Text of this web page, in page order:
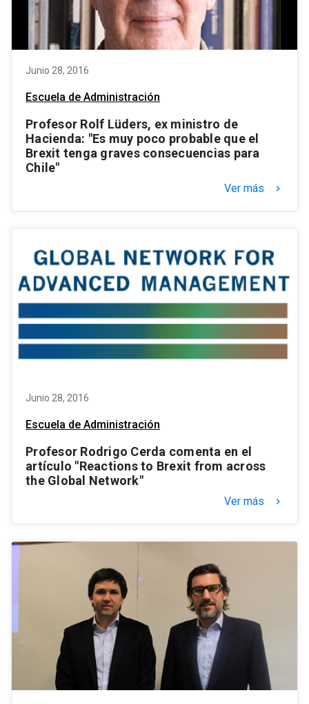
Junio 28, 2016
Escuela de Administración
Profesor Rolf Lüders, ex ministro de
Hacienda: "Es muy poco probable que el
Brexit tenga graves consecuencias para
Chile"
Ver más keyboard_arrow_right
Junio 28, 2016
Escuela de Administración
Profesor Rodrigo Cerda comenta en el
artículo "Reactions to Brexit from across
the Global Network"
Ver más keyboard_arrow_right